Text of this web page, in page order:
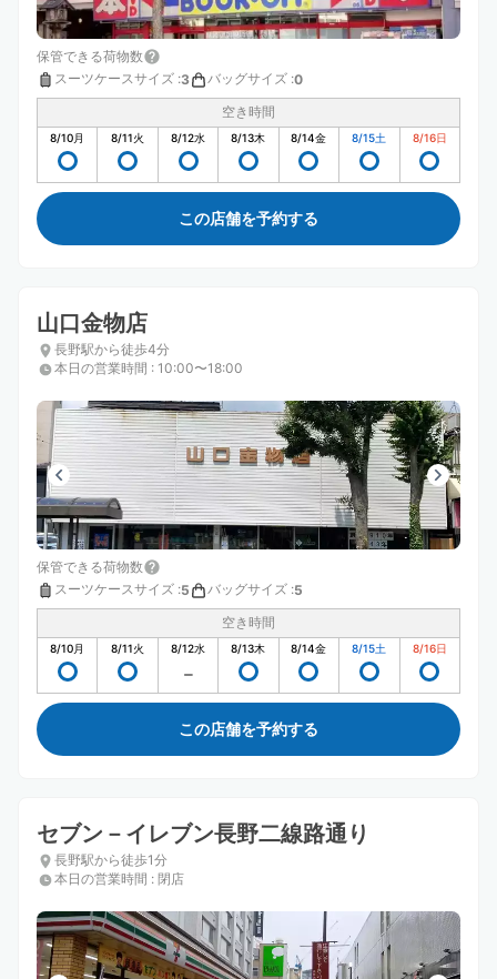
保管できる荷物数
スーツケースサイズ :3 バッグサイズ :0
空き時間
8/10月 8/11火 8/12水 8/13木 8/14金 8/15土 8/16日
この店舗を予約する
山口金物店
長野駅から徒歩4分
本日の営業時間 : 10:00〜18:00
保管できる荷物数
スーツケースサイズ :5 バッグサイズ :5
空き時間
8/10月 8/11火 8/12水 8/13木 8/14金 8/15土 8/16日
この店舗を予約する
セブン－イレブン長野二線路通り
長野駅から徒歩1分
本日の営業時間 : 閉店